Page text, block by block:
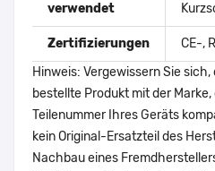
verwendet
Zertifizierungen
CE-,
Hinweis: Vergewissern Sie
bestellte Produkt mit der
Teilenummer Ihres Geräts
kein Original-Ersatzteil des
Nachbau eines